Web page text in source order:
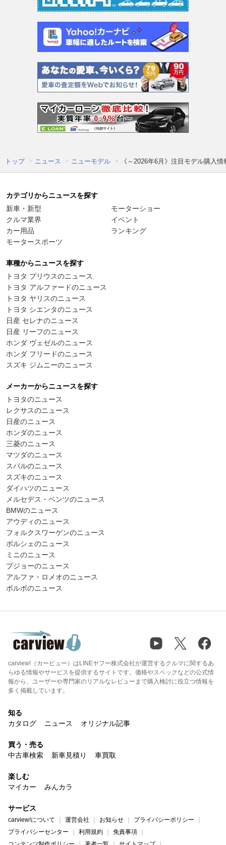
トップ ニュース ニューモデル 《～2026年6月》注目モデル購入
カテゴリからニュースを探す
新車・新型
クルマ業界
カー用品
モータースポーツ
モーターショー
イベント
ランキング
車種からニュースを探す
トヨタ プリウスのニュース
トヨタ アルファードのニュース
トヨタ ヤリスのニュース
トヨタ シエンタのニュース
日産 セレナのニュース
日産 リーフのニュース
ホンダ ヴェゼルのニュース
ホンダ フリードのニュース
スズキ ジムニーのニュース
メーカーからニュースを探す
トヨタのニュース
レクサスのニュース
日産のニュース
ホンダのニュース
三菱のニュース
マツダのニュース
スバルのニュース
スズキのニュース
ダイハツのニュース
メルセデス・ベンツのニュース
BMWのニュース
アウディのニュース
フォルクスワーゲンのニュース
ポルシェのニュース
ミニのニュース
プジョーのニュース
アルファ・ロメオのニュース
ボルボのニュース
carview!（カービュー）はLINEヤフー株式会社が運営するクルマに関するあ
らゆる情報やサービスを提供するサイトです。価格やスペックなどの公式情
報から、ユーザーや専門家のリアルなレビューまで購入検討に役立つ情報を
多く掲載しています。
知る
カタログ
ニュース オリジナル記事
買う・売る
中古車検索
新車見積り 車買取
楽しむ
マイカー
みんカラ
サービス
carview!について 運営会社 お知らせ
プライバシーポリシー
プライバシーセンター
利用規約
免責事項